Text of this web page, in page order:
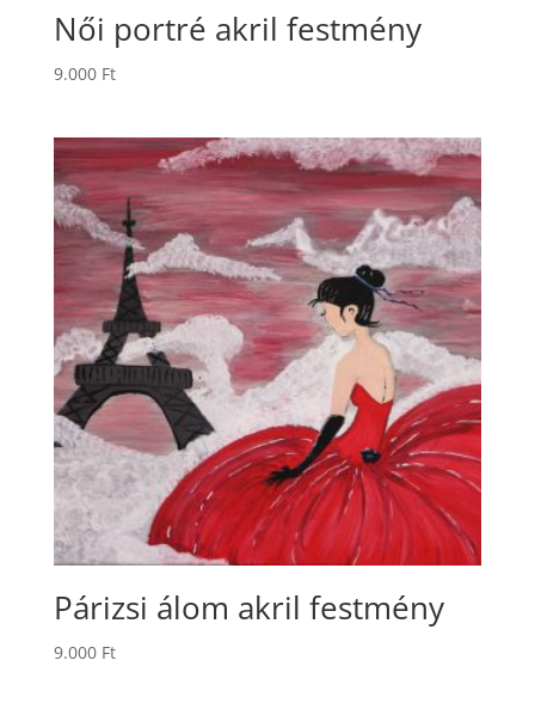
Női portré akril festmény
9.000 Ft
Párizsi álom akril festmény
9.000 Ft